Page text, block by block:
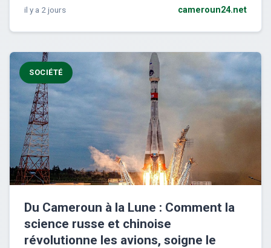
il y a 2 jours cameroun24.net
SOCIÉTÉ
Du Cameroun à la Lune : Comment la
science russe et chinoise
révolutionne les avions, soigne le